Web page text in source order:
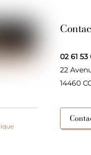
02 61 53
22
14460